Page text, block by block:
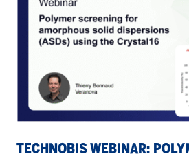
Polymer
screening
TECHNOBIS WEBINAR: